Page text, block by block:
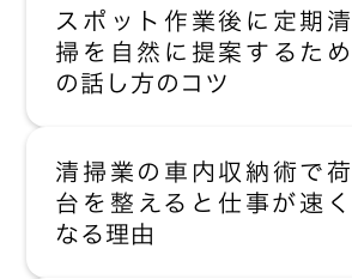
スポット作業後に定期清
掃を自然に提案するため
の話し方のコツ
清掃業の車内収納術で荷
台を整えると仕事が速く
なる理由